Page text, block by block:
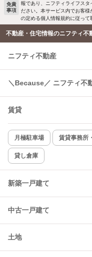
洗濯機置場あり
エアコンあり
温水洗浄便座
コンロ2口以上
新着のみ
該当件数:
免責
事項
報であり、ニフティライフスタ
ださい。本サービス内でお客
の定める個人情報規約に従って
不動産・住宅情報のニフティ不
ニフティ不動産
＼Because／ ニフティ不
賃貸
月極駐車場 賃貸事務所
貸し倉庫
新築一戸建て
中古一戸建て
土地